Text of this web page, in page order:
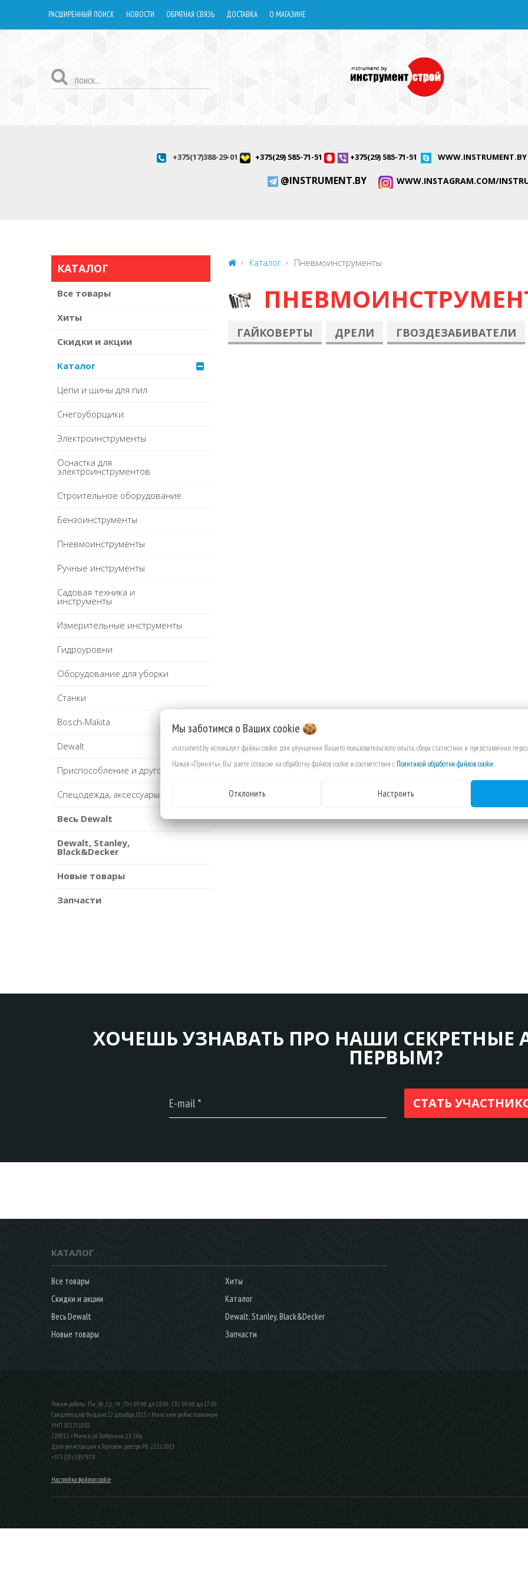
РАСШИРЕННЫЙ ПОИСК НОВОСТИ ОБРАТНАЯ СВЯЗЬ ДОСТАВКА О МАГАЗИНЕ
+375(17)388-29-01 +375(29) 585-71-51 +375(29) 585-71-51 WWW.INSTRUMENT.BY
@INSTRUMENT.BY WWW.INSTAGRAM.COM/
КАТАЛОГ
Все товары
Хиты
Скидки и акции
Каталог
Цепи и шины для пил
Снегоуборщики
Электроинструменты
Оснастка для
электроинструментов
Строительное оборудование
Бензоинструменты
Пневмоинструменты
Ручные инструменты
Садовая техника и
инструменты
Измерительные инструменты
Гидроуровни
Оборудование для уборки
Станки
Bosch-Makita
Dewalt
Приспособление и другое
Спецодежда, аксессуары
Весь Dewalt
Dewalt, Stanley,
Black&Decker
Новые товары
Запчасти
Каталог Пневмоинструменты
ГАЙКОВЕРТЫ ДРЕЛИ ГВОЗДЕЗАБИВАТЕЛИ
ХОЧЕШЬ УЗНАВАТЬ ПРО НАШИ СЕКРЕТНЫЕ
ПЕРВЫМ?
КАТАЛОГ
Все товары
Хиты
Скидки и акции
Каталог
Весь Dewalt
Dewalt, Stanley, Black&Decker
Новые товары
Запчасти
Режим работы: Пн , Вт , Ср , Чт , Пт c 09:00 до 18:00 ; Сб c 09:00 до 17:00
Свидетельство Выдано 22 декабря 2015 г. Минским райисполкомом
УНП 101251082
220012, г.Минск, ул.Толбухина, 13-10а
Дата регистрации в Торговом реестре РБ: 22.12.2015
+375 (29) 5857978
Настройка файлов cookie
Мы заботимся о Вашихcookie
instrument.by использует файлы cookie для улучшения Вашего пользовательского опыта, сбора статистики и представления
Нажав «Принять», Вы даете согласие на обработку файлов cookie в соответствии с Политикой обработки файлов cookie.
Отклонить Настроить